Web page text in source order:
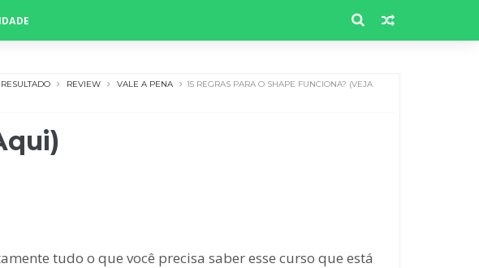
RESULTADO REVIEW VALE A PENA
15 REGRAS PARA O SHAPE FUNCIONA? (VEJA
tudo o que você precisa saber esse curso que está